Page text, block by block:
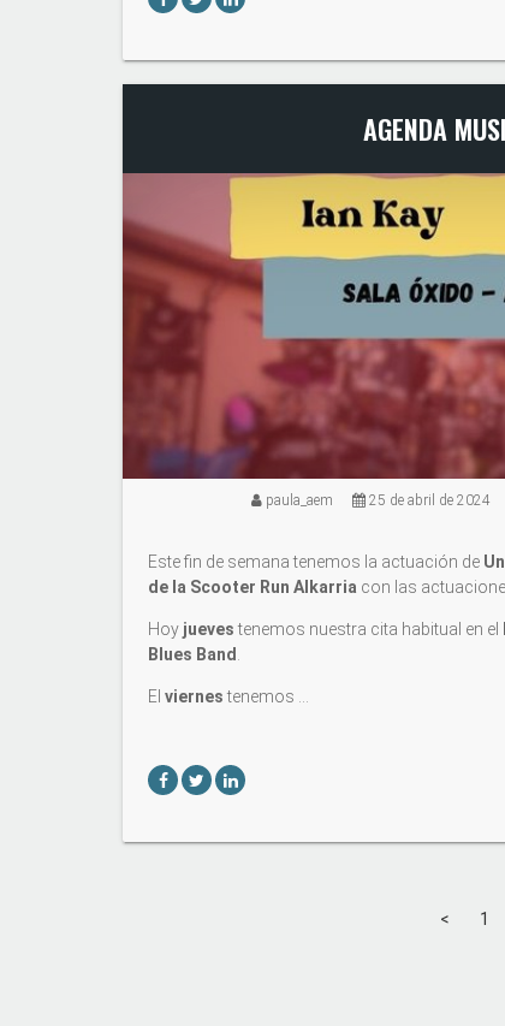
AGENDA
paula_aem 25 de abril de 2024
Este fin de semana tenemos la actuación de
de la Scooter Run Alkarria con las
Hoy juevestenemos nuestra cita habitual en el
Blues Band .
El viernestenemos …
< 1